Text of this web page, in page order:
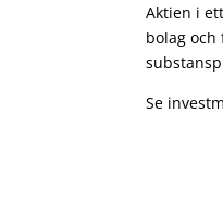
Aktien i
bolag
Se